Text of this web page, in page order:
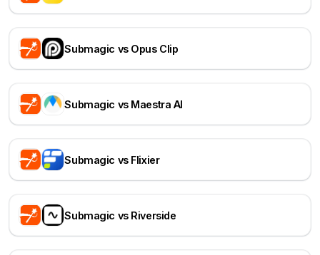
Submagic vs Opus Clip
Submagic vs Maestra AI
Submagic vs Flixier
Submagic vs Riverside